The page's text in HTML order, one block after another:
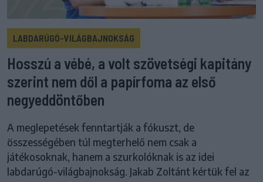
LABDARÚGÓ-VILÁGBAJNOKSÁG
Hosszú a vébé, a volt szövetségi kapitány
szerint nem dől a papírfoma az első
negyeddöntőben
A meglepetések fenntartják a fókuszt, de
összességében túl megterhelő nem csak a
játékosoknak, hanem a szurkolóknak is az idei
labdarúgó-világbajnokság. Jakab Zoltánt kértük fel az